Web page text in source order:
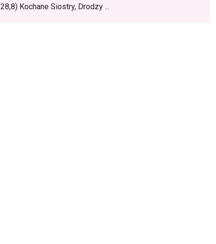
28,8) Kochane Siostry, Drodzy ...